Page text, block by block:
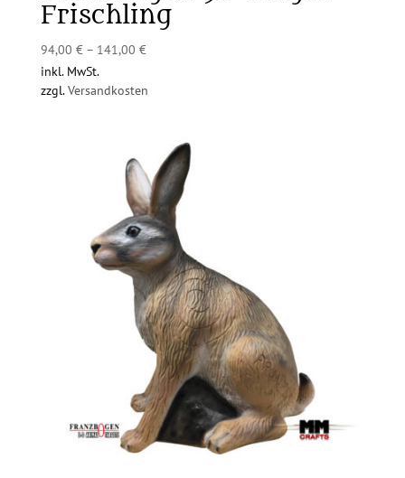
Frischling
94,00 €– 141,00 €
inkl. MwSt.
zzgl.Versandkosten